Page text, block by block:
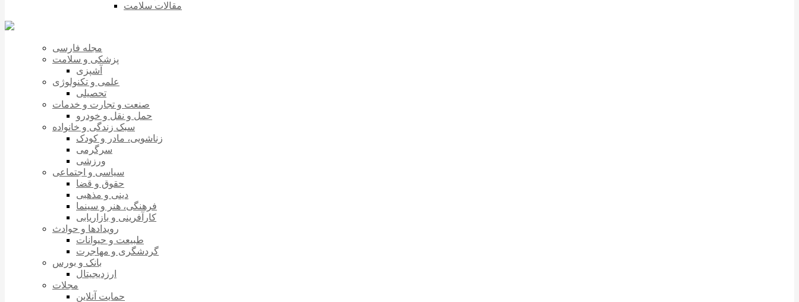
مقالات سلامت
مجله فارسی
پزشکی و سلامت
آشپزی
علمی و تکنولوژی
تحصیلی
صنعت و تجارت و خدمات
حمل و نقل و خودرو
سبک زندگی و خانواده
زناشویی، مادر و کودک
سرگرمی
ورزشی
سیاسی و اجتماعی
حقوق و قضا
دینی و مذهبی
فرهنگی، هنر و سینما
کارآفرینی و بازاریابی
رویدادها و حوادث
طبیعت و حیوانات
گردشگری و مهاجرت
بانک و بورس
ارزدیجیتال
مجلات
حمایت آنلاین